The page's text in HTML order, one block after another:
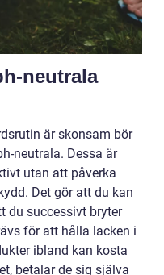
neutrala
är skonsam bör
neutrala. Dessa är
utan att påverka
Det gör att du kan
du successivt bryter
för att hålla lacken i
ibland kan kosta
betalar de sig själva